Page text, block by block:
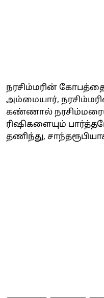
நரசிம்மரின்
அம்மையார்,
கண்ணால்
ரிஷிகளையும்
தணிந்து,